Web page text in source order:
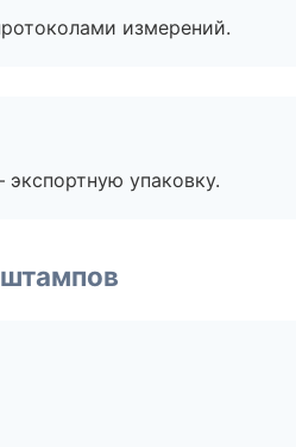
измерений.
упаковку.